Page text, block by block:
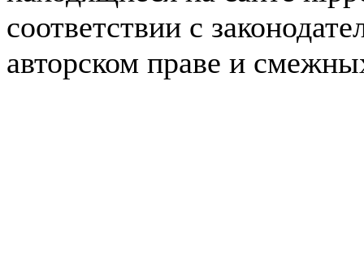
соответствии с
авторском праве и